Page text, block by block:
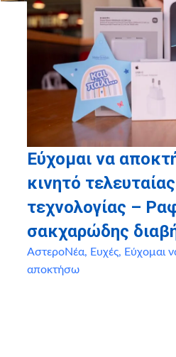
Εύχομαι να
κινητό τελευταίας
τεχνολογίας –
σακχαρώδης
ΑστεροΝέα, Ευχές, Εύχομαι
αποκτήσω